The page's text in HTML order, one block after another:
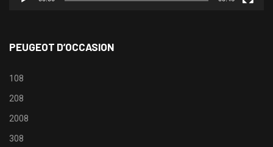
PEUGEOT D’OCCASION
108
208
2008
308